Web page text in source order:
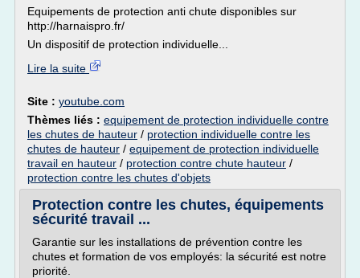
Equipements de protection anti chute disponibles sur
http://harnaispro.fr/
Un dispositif de protection individuelle...
Lire la suite
Site : youtube.com
Thèmes liés : equipement de protection individuelle contre
les chutes de hauteur / protection individuelle contre les
chutes de hauteur / equipement de protection individuelle
travail en hauteur / protection contre chute hauteur /
protection contre les chutes d'objets
Protection contre les chutes, équipements
sécurité travail ...
Garantie sur les installations de prévention contre les
chutes et formation de vos employés: la sécurité est notre
priorité.